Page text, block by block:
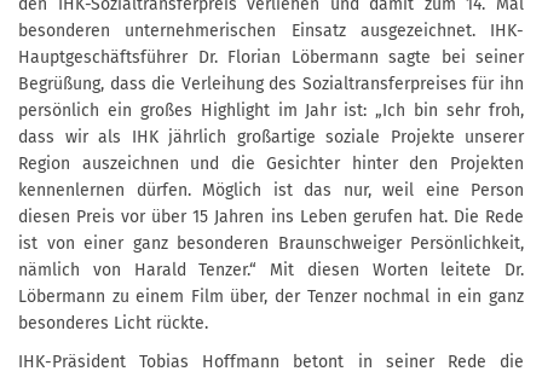
den IHK-Sozialtransferpreis verliehen und damit zum 14. Mal
besonderen unternehmerischen Einsatz ausgezeichnet. IHK-
Hauptgeschäftsführer Dr. Florian Löbermann sagte bei seiner
Begrüßung, dass die Verleihung des Sozialtransferpreises für ihn
persönlich ein großes Highlight im Jahr ist: „Ich bin sehr froh,
dass wir als IHK jährlich großartige soziale Projekte unserer
Region auszeichnen und die Gesichter hinter den Projekten
kennenlernen dürfen. Möglich ist das nur, weil eine Person
diesen Preis vor über 15 Jahren ins Leben gerufen hat. Die Rede
ist von einer ganz besonderen Braunschweiger Persönlichkeit,
nämlich von Harald Tenzer.“ Mit diesen Worten leitete Dr.
Löbermann zu einem Film über, der Tenzer nochmal in ein ganz
besonderes Licht rückte.
IHK-Präsident Tobias Hoffmann betont in seiner Rede die